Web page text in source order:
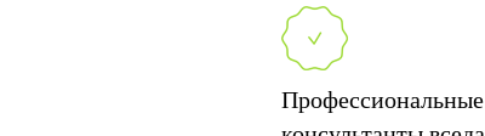
Профессиональные